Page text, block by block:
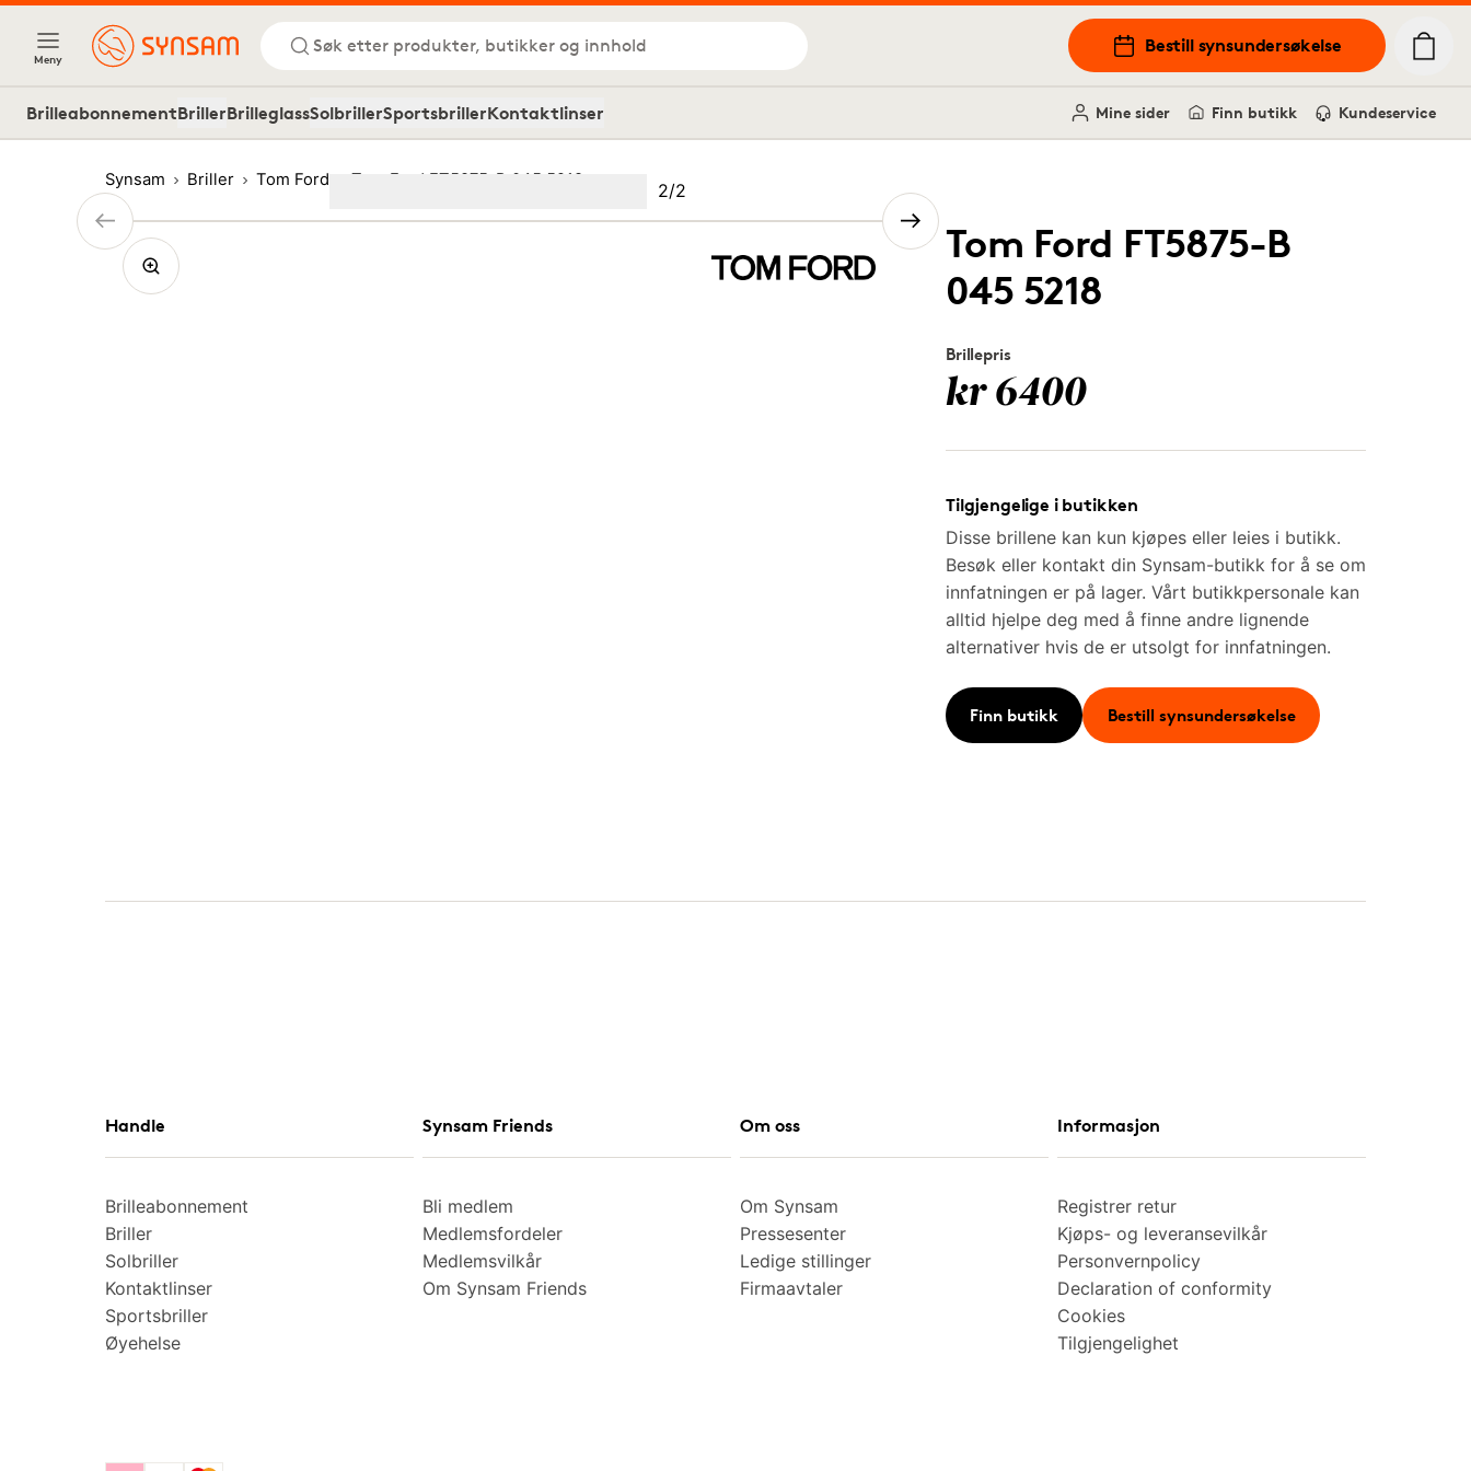
Meny
Søk etter produkter, butikker og innhold Bestill synsundersøkelse
BrilleabonnementBrillerBrilleglassSolbrillerSportsbrillerKontaktlinser Mine sider Finn butikk Kundeservice
Synsam Briller Tom Ford Tom Ford FT5875-B 045 5218
Tom Ford FT5875-B
045 5218
Brillepris
kr 6400
Tilgjengelige i butikken
Disse brillene kan kun kjøpes eller leies i butikk.
Besøk eller kontakt din Synsam-butikk for å se om
innfatningen er på lager. Vårt butikkpersonale kan
alltid hjelpe deg med å finne andre lignende
alternativer hvis de er utsolgt for innfatningen.
Finn butikk Bestill synsundersøkelse
Bilde
2/2
(Current image)
Handle
Brilleabonnement
Briller
Solbriller
Kontaktlinser
Sportsbriller
Øyehelse
Synsam Friends
Bli medlem
Medlemsfordeler
Medlemsvilkår
Om Synsam Friends
Om oss
Om Synsam
Pressesenter
Ledige stillinger
Firmaavtaler
Informasjon
Registrer retur
Kjøps- og leveransevilkår
Personvernpolicy
Declaration of conformity
Cookies
Tilgjengelighet